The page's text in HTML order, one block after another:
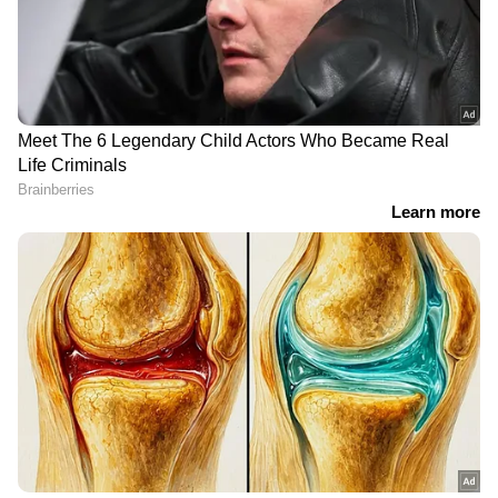
എവിടെയും വിശ്വസനീയമായ വാർത്തകൾ
ലഭിക്കാൻAsianet News Malayalam